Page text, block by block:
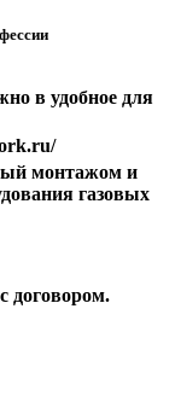
в удобное для
монтажом и
газовых
договором.